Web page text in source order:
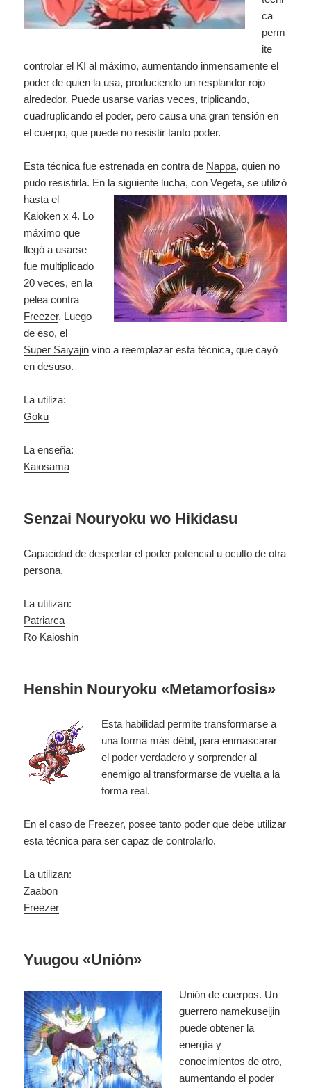
ca
perm
ite
controlar el KI al máximo, aumentando inmensamente el
poder de quien la usa, produciendo un resplandor rojo
alrededor. Puede usarse varias veces, triplicando,
cuadruplicando el poder, pero causa una gran tensión en
el cuerpo, que puede no resistir tanto poder.
Esta técnica fue estrenada en contra de Nappa, quien no
pudo resistirla. En lasiguiente lucha, conVegeta, se utilizó
hasta el
Kaioken x 4. Lo
máximo que
llegó a usarse
fue multiplicado
20 veces, en la
pelea contra
Freezer. Luego
de eso, el
Super Saiyajin vino a reemplazar esta técnica, que cayó
en desuso.
La utiliza:
Goku
La enseña:
Kaiosama
Senzai Nouryoku wo Hikidasu
Capacidad de despertar el poder potencial u oculto de otra
persona.
La utilizan:
Patriarca
Ro Kaioshin
Henshin Nouryoku «Metamorfosis»
Esta habilidad permite transformarse a
una forma más débil, para enmascarar
el poder verdadero y sorprender al
enemigo al transformarse de vuelta a la
forma real.
En el caso de Freezer, posee tanto poder que debe utilizar
esta técnica para ser capaz de controlarlo.
La utilizan:
Zaabon
Freezer
Yuugou «Unión»
Unión de cuerpos. Un
guerrero namekuseijin
puede obtener la
energía y
conocimientos de otro,
aumentando el poder